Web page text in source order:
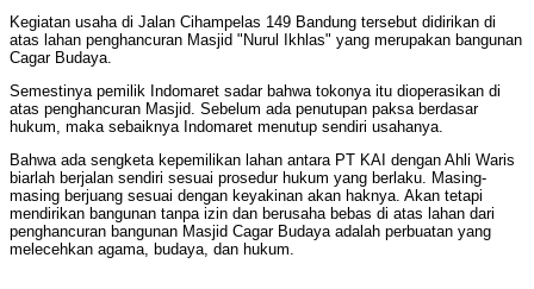
Kegiatan usaha di Jalan Cihampelas 149 Bandung tersebut didirikan di
atas lahan penghancuran Masjid "Nurul Ikhlas" yang merupakan bangunan
Cagar Budaya.
Semestinya pemilik Indomaret sadar bahwa tokonya itu dioperasikan di
atas penghancuran Masjid. Sebelum ada penutupan paksa berdasar
hukum, maka sebaiknya Indomaret menutup sendiri usahanya.
Bahwa ada sengketa kepemilikan lahan antara PT KAI dengan Ahli Waris
biarlah berjalan sendiri sesuai prosedur hukum yang berlaku. Masing-
masing berjuang sesuai dengan keyakinan akan haknya. Akan tetapi
mendirikan bangunan tanpa izin dan berusaha bebas di atas lahan dari
penghancuran bangunan Masjid Cagar Budaya adalah perbuatan yang
melecehkan agama, budaya, dan hukum.